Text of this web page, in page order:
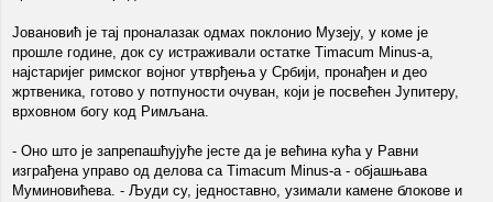
Јовановић је тај проналазак одмах поклонио Музеју, у коме је
прошле године, док су истраживали остатке Timacum Minus-a,
најстаријег римског војног утврђења у Србији, пронађен и део
жртвеника, готово у потпуности очуван, који је посвећен Јупитеру,
врховном богу код Римљана.
- Оно што је запрепашћујуће јесте да је већина кућа у Равни
изграђена управо од делова са Timacum Minus-a - објашњава
Муминовићева. - Људи су, једноставно, узимали камене блокове и